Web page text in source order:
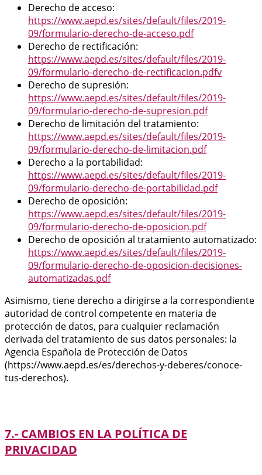
Derecho de acceso:
https://www.aepd.es/sites/default/files/2019-
09/formulario-derecho-de-acceso.pdf
Derecho de rectificación:
https://www.aepd.es/sites/default/files/2019-
09/formulario-derecho-de-rectificacion.pdfv
Derecho de supresión:
https://www.aepd.es/sites/default/files/2019-
09/formulario-derecho-de-supresion.pdf
Derecho de limitación del tratamiento:
https://www.aepd.es/sites/default/files/2019-
09/formulario-derecho-de-limitacion.pdf
Derecho a la portabilidad:
https://www.aepd.es/sites/default/files/2019-
09/formulario-derecho-de-portabilidad.pdf
Derecho de oposición:
https://www.aepd.es/sites/default/files/2019-
09/formulario-derecho-de-oposicion.pdf
Derecho de oposición al tratamiento automatizado:
https://www.aepd.es/sites/default/files/2019-
09/formulario-derecho-de-oposicion-decisiones-
automatizadas.pdf
Asimismo, tiene derecho a dirigirse a la correspondiente
autoridad de control competente en materia de
protección de datos, para cualquier reclamación
derivada del tratamiento de sus datos personales: la
Agencia Española de Protección de Datos
(https://www.aepd.es/es/derechos-y-deberes/conoce-
tus-derechos).
7.- CAMBIOS EN LA POLÍTICA DE
PRIVACIDAD